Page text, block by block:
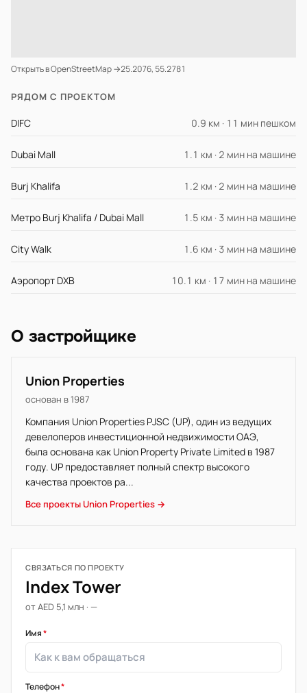
Открыть в OpenStreetMap →25.2076, 55.2781
РЯДОМ С ПРОЕКТОМ
DIFC 0.9 км · 11 мин пешком
Dubai Mall 1.1 км · 2 мин на машине
Burj Khalifa 1.2 км · 2 мин на машине
Метро Burj Khalifa / Dubai Mall 1.5 км · 3 мин на машине
City Walk 1.6 км · 3 мин на машине
Аэропорт DXB 10.1 км · 17 мин на машине
О застройщике
Union Properties
основан в 1987
Компания Union Properties PJSC (UP), один из ведущих
девелоперов инвестиционной недвижимости ОАЭ,
была основана как Union Property Private Limited в 1987
году. UP предоставляет полный спектр высокого
качества проектов ра...
Все проекты Union Properties →
СВЯЗАТЬСЯ ПО ПРОЕКТУ
Index Tower
от AED 5,1 млн · —
Имя*
Телефон*